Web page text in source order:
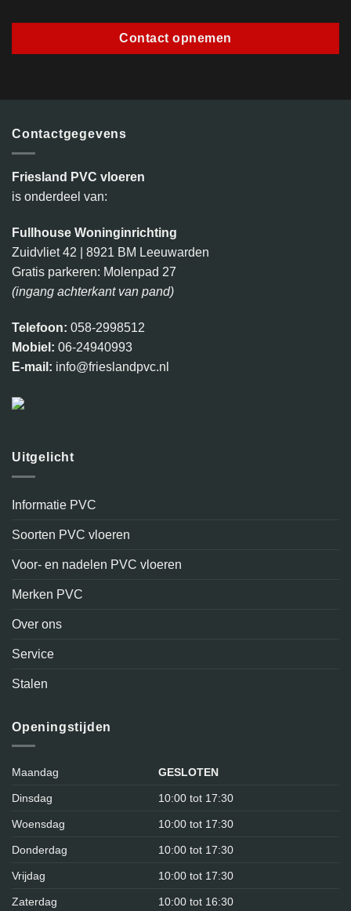
Contact opnemen
Contactgegevens
Friesland PVC vloeren
is onderdeel van:
Fullhouse Woninginrichting
Zuidvliet 42 | 8921 BM Leeuwarden
Gratis parkeren: Molenpad 27
(ingang achterkant van pand)
Telefoon: 058-2998512
Mobiel: 06-24940993
E-mail: info@frieslandpvc.nl
Uitgelicht
Informatie PVC
Soorten PVC vloeren
Voor- en nadelen PVC vloeren
Merken PVC
Over ons
Service
Stalen
Openingstijden
Maandag GESLOTEN
Dinsdag 10:00 tot 17:30
Woensdag 10:00 tot 17:30
Donderdag 10:00 tot 17:30
Vrijdag 10:00 tot 17:30
Zaterdag 10:00 tot 16:30